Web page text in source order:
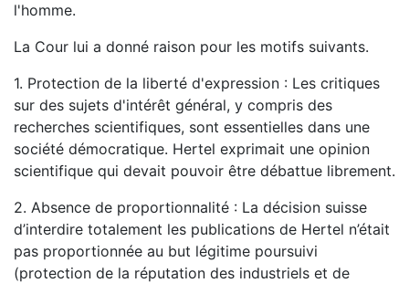
l'homme.
La Cour lui a donné raison pour les motifs suivants.
1. Protection de la liberté d'expression : Les critiques
sur des sujets d'intérêt général, y compris des
recherches scientifiques, sont essentielles dans une
société démocratique. Hertel exprimait une opinion
scientifique qui devait pouvoir être débattue librement.
2. Absence de proportionnalité : La décision suisse
d’interdire totalement les publications de Hertel n’était
pas proportionnée au but légitime poursuivi
(protection de la réputation des industriels et de